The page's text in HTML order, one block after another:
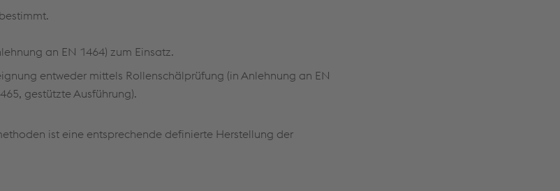
an EN 1464) zum Einsatz.
entweder mittels Rollenschälprüfung (in Anlehnung an EN
gestützte Ausführung).
ist eine entsprechende definierte Herstellung der